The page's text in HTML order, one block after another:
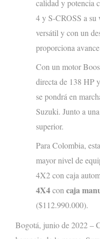
calidad ypotencia
4 y S-CROSS a su
versátil ycon un
proporciona
Con un motor
directa de 138 HP
se pondrá en
Suzuki. Juntoa
superior.
Para Colombia,
mayornivel de
4X2 con caja
4X4con caja
($112.990.000).
Bogotá, juniode 2022 –